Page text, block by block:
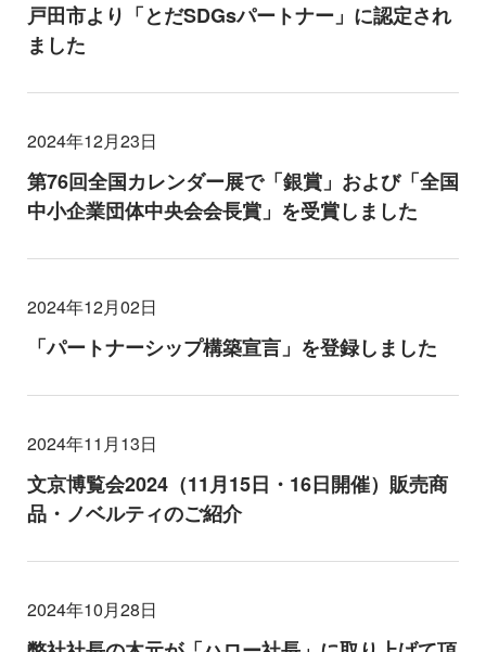
戸田市より「とだSDGsパートナー」に認定され
ました
2024年12月23日
第76回全国カレンダー展で「銀賞」および「全国
中小企業団体中央会会長賞」を受賞しました
2024年12月02日
「パートナーシップ構築宣言」を登録しました
2024年11月13日
文京博覧会2024（11月15日・16日開催）販売商
品・ノベルティのご紹介
2024年10月28日